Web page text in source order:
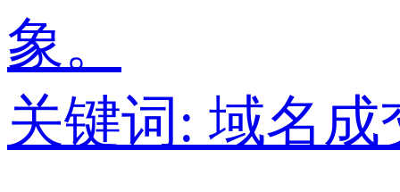
象。
关键词: 域名